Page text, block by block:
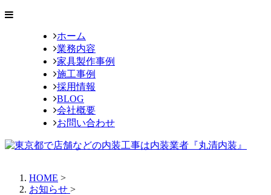
ホーム
業務内容
家具製作事例
施工事例
採用情報
BLOG
会社概要
お問い合わせ
HOME >
お知らせ >